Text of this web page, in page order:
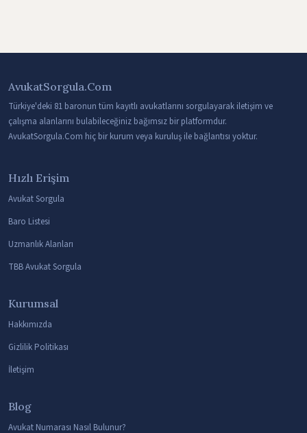
AvukatSorgula.Com
Türkiye'deki 81 baronun tüm kayıtlı avukatlarını sorgulayarak iletişim ve
çalışma alanlarını bulabileceğiniz bağımsız bir platformdur.
AvukatSorgula.Com hiç bir kurum veya kuruluş ile bağlantısı yoktur.
Hızlı Erişim
Avukat Sorgula
Baro Listesi
Uzmanlık Alanları
TBB Avukat Sorgula
Kurumsal
Hakkımızda
Gizlilik Politikası
İletişim
Blog
Avukat Numarası Nasıl Bulunur?